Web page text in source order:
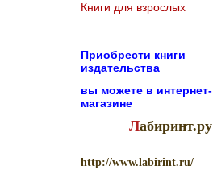
Книги для взрослых
Приобрести книги
издательства
вы можете в интернет-
магазине
Лабиринт.ру
http://www.labirint.ru/